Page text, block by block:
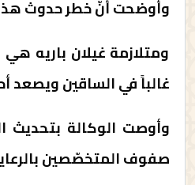
وأوضحت أنّ خطر حدوث هذا
ومتلازمة غيلان باريه
غالباً في الساقين ويصعد
وأوصت الوكالة بتحديث
صفوف المتخصّصين